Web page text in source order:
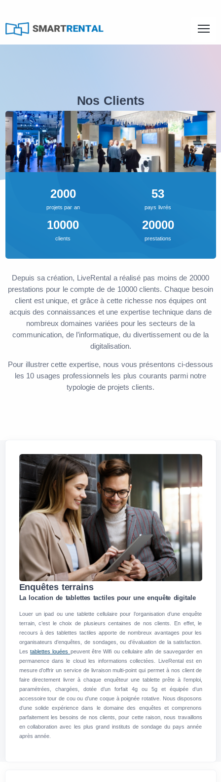
Nos Clients
Une large palette d’usages et autant d’expertises techniques
2000
projets par an
53
pays livrés
10000
clients
20000
prestations
Depuis sa création, LiveRental a réalisé pas moins de 20000
prestations pour le compte de de 10000 clients. Chaque besoin
client est unique, et grâce à cette richesse nos équipes ont
acquis des connaissances et une expertise technique dans de
nombreux domaines variées pour les secteurs de la
communication, de l’informatique, du divertissement ou de la
digitalisation.
Pour illustrer cette expertise, nous vous présentons ci-dessous
les 10 usages professionnels les plus courants parmi notre
typologie de projets clients.
Enquêtes terrains
La location de tablettes tactiles pour une enquête digitale
Louer un ipad ou une tablette cellulaire pour l’organisation d’une enquête
terrain, c’est le choix de plusieurs centaines de nos clients. En effet, le
recours à des tablettes tactiles apporte de nombreux avantages pour les
organisateurs d’enquêtes, de sondages, ou d’évaluation de la satisfaction.
Les tablettes louées peuvent être Wifi ou cellulaire afin de sauvegarder en
permanence dans le cloud les informations collectées. LiveRental est en
mesure d’offrir un service de livraison multi-point qui permet à nos client de
faire directement livrer à chaque enquêteur une tablette prête à l’emploi,
paramétrées, chargées, dotée d’un forfait 4g ou 5g et équipée d’un
accessoire tour de cou ou d’une coque à poignée rotative. Nous disposons
d’une solide expérience dans le domaine des enquêtes et comprenons
parfaitement les besoins de nos clients, pour cette raison, nous travaillons
en collaboration avec les plus grand instituts de sondage du pays année
après année.